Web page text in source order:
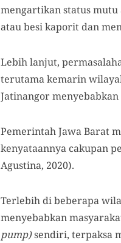
mengartikan status
atau besi kaporit dan
Lebih lanjut,
terutama kemarin
Jatinangor
Pemerintah Jawa Barat
kenyataannya cakupan
Agustina, 2020).
Terlebih di beberapa
menyebabkan
pump)sendiri, terpaksa